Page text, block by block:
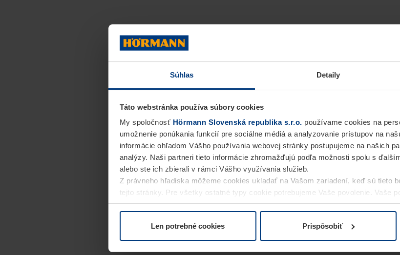
Súhlas Detaily
Táto webstránka používa súbory cookies
My spoločnosť Hörmann Slovenská republika s.r.o. používame cookies na
umožnenie ponúkania funkcií pre sociálne médiá a analyzovanie prístupov na
informácie ohľadom Vášho používania webovej stránky postupujeme na našich
analýzy. Naši partneri tieto informácie zhromažďujú podľa možnosti spolu s
alebo ste ich zbierali v rámci Vášho využívania služieb.
Z právneho hľadiska môžeme cookies ukladať na Vašom zariadení, keď sú tieto
tejto stránky. Pre všetky ostatné typy cookie potrebujeme Vaše povolenie. Vaše
alebo odvolať vo vysvetlení cookie na stránkeVyhlásenie o ochrane osobných
Len potrebné cookies Prispôsobiť